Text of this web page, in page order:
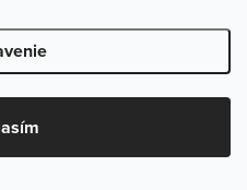
Shoptet
Všetky práva vyhradené.Upraviť
cookies